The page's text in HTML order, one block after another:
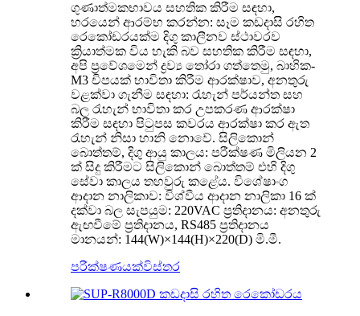
ගුණාත්මකභාවය සහතික කිරීම සඳහා,
හරයෙන් ආරම්භ කරන්න: සෑම කඩදාසි රහිත
රෙකෝඩරයක්ම දිගු කාලීනව ස්ථාවරව
ක්‍රියාත්මක විය හැකි බව සහතික කිරීම සඳහා,
අපි ප්‍රවේශමෙන් ද්‍රව්‍ය තෝරා ගත්තෙමු, බාහික-
M3 චිපයක් භාවිතා කිරීම ආරක්ෂාව, අනතුරු
වළක්වා ගැනීම සඳහා: රැහැන් පර්යන්ත සහ
බල රැහැන් භාවිතා කර උපකරණ ආරක්ෂා
කිරීම සඳහා පිටුපස කවරය ආරක්ෂා කර ඇත
රැහැන් නිසා හානි නොවේ. සිලිකොන්
බොත්තම්, දිගු ආයු කාලය: පරීක්ෂණ මිලියන 2
ක් සිදු කිරීමට සිලිකොන් බොත්තම් එහි දිගු
සේවා කාලය තහවුරු කළේය. විශේෂාංග
ආදාන නාලිකාව: විශ්වීය ආදාන නාලිකා 16 ක්
දක්වා බල සැපයුම: 220VAC ප්‍රතිදානය: අනතුරු
ඇඟවීමේ ප්‍රතිදානය, RS485 ප්‍රතිදානය
මානයන්: 144(W)×144(H)×220(D) මි.මී.
පරීක්ෂණයක්විස්තර